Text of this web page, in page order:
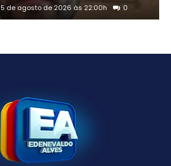
5 de agosto de 2026 às 22:00h 0